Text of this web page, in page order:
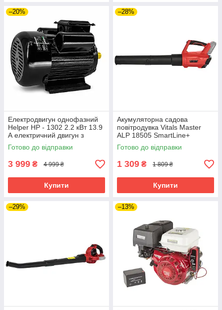
–20%
Електродвигун однофазний
Helper HP - 1302 2.2 кВт 13.9
А електричний двигун з
мідною обмоткою
Готово до відправки
3 999 ₴ 4 999 ₴
Купити
–28%
Акумуляторна садова
повітродувка Vitals Master
ALP 18505 SmartLine+
акумуляторна повітродувка
для листя
Готово до відправки
1 309 ₴ 1 809 ₴
Купити
–29% –13%